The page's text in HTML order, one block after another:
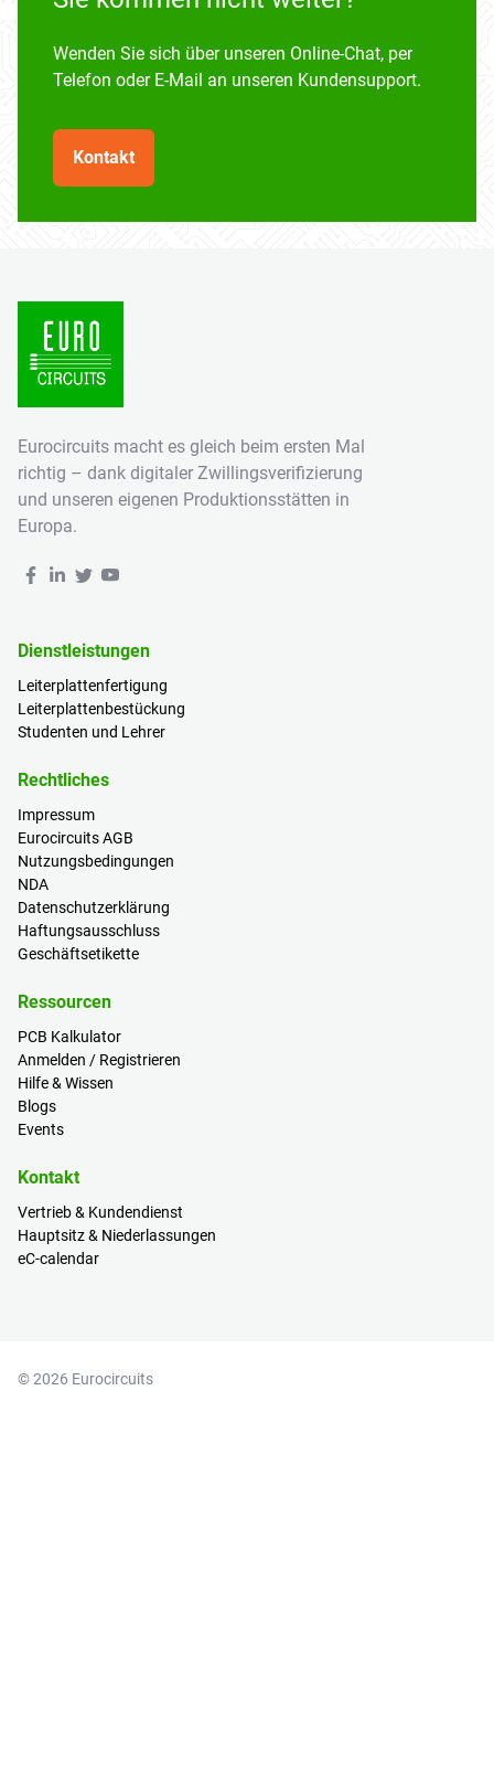
Wenden Sie sich über unseren Online-Chat, per
Telefon oder E-Mail an unseren Kundensupport.
Kontakt
Eurocircuits macht es gleich beim ersten Mal
richtig – dank digitaler Zwillingsverifizierung
und unseren eigenen Produktionsstätten in
Europa.
Dienstleistungen
Leiterplattenfertigung
Leiterplattenbestückung
Studenten und Lehrer
Rechtliches
Impressum
Eurocircuits AGB
Nutzungsbedingungen
NDA
Datenschutzerklärung
Haftungsausschluss
Geschäftsetikette
Ressourcen
PCB Kalkulator
Anmelden / Registrieren
Hilfe & Wissen
Blogs
Events
Kontakt
Vertrieb & Kundendienst
Hauptsitz & Niederlassungen
eC-calendar
© 2026 Eurocircuits